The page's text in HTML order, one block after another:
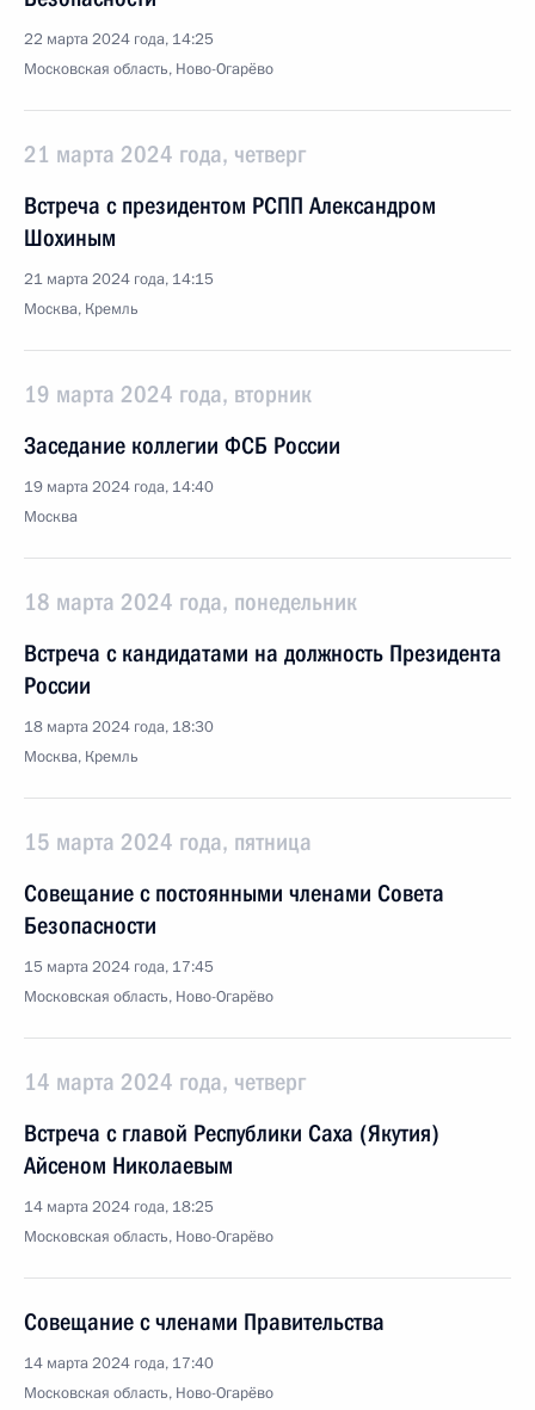
22 марта 2024 года, 14:25
Московская область, Ново-Огарёво
21 марта 2024 года, четверг
Встреча с президентом РСПП Александром
Шохиным
21 марта 2024 года, 14:15
Москва, Кремль
19 марта 2024 года, вторник
Заседание коллегии ФСБ России
19 марта 2024 года, 14:40
Москва
18 марта 2024 года, понедельник
Встреча с кандидатами на должность Президента
России
18 марта 2024 года, 18:30
Москва, Кремль
15 марта 2024 года, пятница
Совещание с постоянными членами Совета
Безопасности
15 марта 2024 года, 17:45
Московская область, Ново-Огарёво
14 марта 2024 года, четверг
Встреча с главой Республики Саха (Якутия)
Айсеном Николаевым
14 марта 2024 года, 18:25
Московская область, Ново-Огарёво
Совещание с членами Правительства
14 марта 2024 года, 17:40
Московская область, Ново-Огарёво